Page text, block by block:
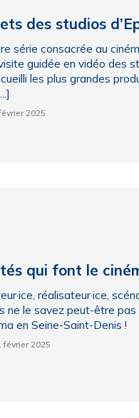
des studios
série consacrée au
guidée en vidéo des
les plus grandes
2025
qui font le
réalisateur·ice,
ne le savez peut-être
en Seine-Saint-Denis !
février 2025